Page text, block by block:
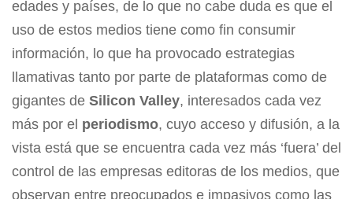
edades y países, de lo que no cabe duda es que el
uso de estos medios tiene como fin consumir
información, lo que ha provocado estrategias
llamativas tanto por parte de plataformas como de
gigantes de Silicon Valley, interesados cada vez
más por el periodismo, cuyo acceso y difusión, a la
vista está que se encuentra cada vez más ‘fuera’ del
control de las empresas editoras de los medios, que
observan entre preocupados e impasivos como las